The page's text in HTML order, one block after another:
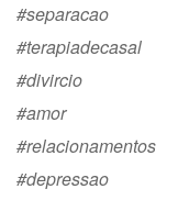
#separacao
#terapiadecasal
#divircio
#amor
#relacionamentos
#depressao